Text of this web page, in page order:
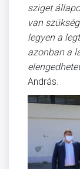
sziget
van
legyen a
azonban a
András.